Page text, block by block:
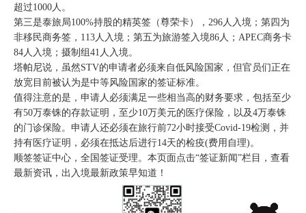
超过1000人。
第三是泰旅局100%持股的精英签（尊荣卡），296人入境；第四为
非移民商务签，113人入境；第五为旅游签入境86人；APEC商务卡
84人入境；摄制组41人入境。
塔帕尼说，虽然STV的申请者必须来自低风险国家，但官员们正在
放宽目前被认为是中等风险国家的签证标准。
值得注意的是，申请人必须满足一些相当高的财务要求，包括至少
有50万泰铢的存款证明，至少10万美元的医疗保险，以及4万泰铢
的门诊保险。申请人还必须在旅行前72小时接受Covid-19检测，并
持有医疗证明，必须在抵达后进行14天的检疫(费用自理)。
顺签签证中心，全国签证受理。本页面点击“签证新闻”栏目，查看
最新资讯，出入境最新政策早知道！